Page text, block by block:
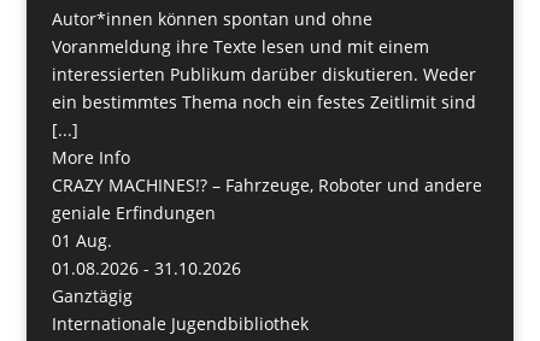
Autor*innen können spontan und ohne
Voranmeldung ihre Texte lesen und mit einem
interessierten Publikum darüber diskutieren. Weder
ein bestimmtes Thema noch ein festes Zeitlimit sind
[...]
More Info
CRAZY MACHINES!? – Fahrzeuge, Roboter und andere
geniale Erfindungen
01 Aug.
01.08.2026 - 31.10.2026
Ganztägig
Internationale Jugendbibliothek